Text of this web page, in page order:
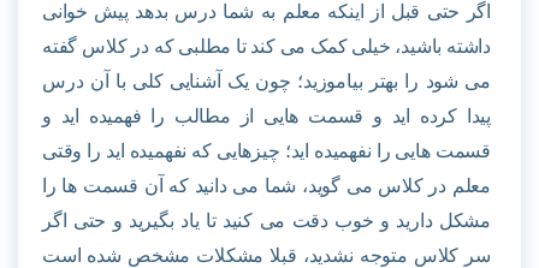
اگر حتی قبل از اینکه معلم به شما درس بدهد پیش خوانی
داشته باشید، خیلی کمک می کند تا مطلبی که در کلاس گفته
می شود را بهتر بیاموزید؛ چون یک آشنایی کلی با آن درس
پیدا کرده اید و قسمت هایی از مطالب را فهمیده اید و
قسمت هایی را نفهمیده اید؛ چیزهایی که نفهمیده اید را وقتی
معلم در کلاس می گوید، شما می دانید که آن قسمت ها را
مشکل دارید و خوب دقت می کنید تا یاد بگیرید و حتی اگر
سر کلاس متوجه نشدید، قبلا مشکلات مشخص شده است